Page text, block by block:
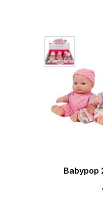
Babypop